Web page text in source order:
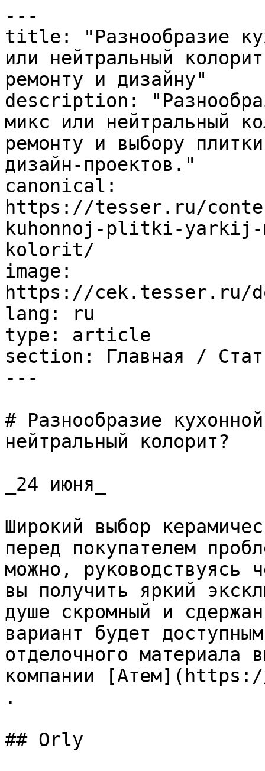
---
title: "Разнообразие
или нейтральный
ремонту и дизайну"
description:
микс или нейтральный
ремонту и выбору
дизайн-проектов."
canonical:
https://tesser.ru/
kuhonnoj-plitki-
kolorit/
image:
https://cek.tesser.ru/
lang: ru
type: article
section: Главная /
---
# Разнообразие
нейтральный колорит?
_24 июня_
Широкий выбор
перед покупателем
можно, руководствуясь
вы получить яркий
душе скромный и
вариант будет
отделочного материала
компании
.
## Orly